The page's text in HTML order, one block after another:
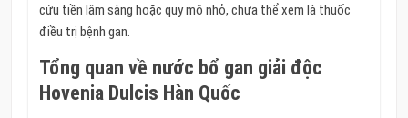
cứu tiền lâm sàng hoặc quy mô nhỏ, chưa thể xem là thuốc
điều trị bệnh gan.
Tổng quan về nước bổ gan giải độc
Hovenia Dulcis Hàn Quốc